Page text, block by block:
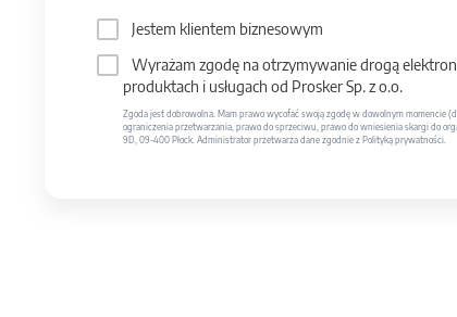
Jestem klientem biznesowym
Wyrażam zgodę na otrzymywanie drogą
produktach i usługach od Prosker Sp. z o.o.
Zgoda jest dobrowolna. Mam prawo wycofać swoją zgodę w dowolnym momencie
ograniczenia przetwarzania, prawo do sprzeciwu, prawo do wniesienia skargi do
9D, 09-400 Płock. Administrator przetwarza dane zgodnie z Polityką prywatności.